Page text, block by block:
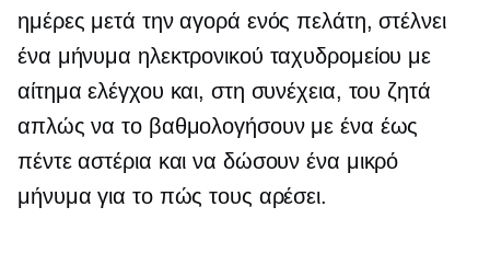
ημέρες μετά την αγορά ενός πελάτη, στέλνει
ένα μήνυμα ηλεκτρονικού ταχυδρομείου με
αίτημα ελέγχου και, στη συνέχεια, του ζητά
απλώς να το βαθμολογήσουν με ένα έως
πέντε αστέρια και να δώσουν ένα μικρό
μήνυμα για το πώς τους αρέσει.